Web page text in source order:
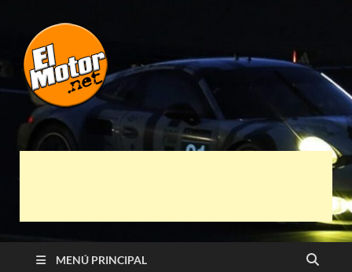
El Motor punto
Net
Automóviles
MENÚ PRINCIPAL